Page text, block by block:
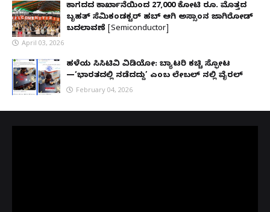
ಕಾಗದದ ಕಾರ್ಖಾನೆಯಿಂದ 27,000 ಕೋಟಿ ರೂ. ಮೊತ್ತದ
ಬೃಹತ್ ಸೆಮಿಕಂಡಕ್ಟರ್ ಹಬ್ ಆಗಿ ಅಸ್ಸಾಂನ ಜಾಗಿರೋಡ್
ಬದಲಾವಣೆ [Semiconductor]
April 03, 2026
ಹಳೆಯ ಸಿಸಿಟಿವಿ ವಿಡಿಯೋ: ಬ್ಯಾಟರಿ ಕಚ್ಚಿ ಸ್ಫೋಟ
—‘ಭಾರತದಲ್ಲಿ ನಡೆದದ್ದು’ ಎಂಬ ಲೇಬಲ್ ನಲ್ಲಿ ವೈರಲ್
February 04, 2026